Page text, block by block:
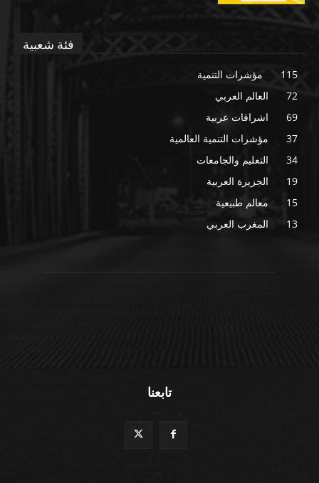
فئة شعبية
مؤشرات التنمية
115
العالم العربي
72
اشراقات عربية
69
مؤشرات التنمية العالمية
37
التعليم والجامعات
34
الجزيرة العربية
19
معالم طبيعية
15
المغرب العربي
13
تابعنا